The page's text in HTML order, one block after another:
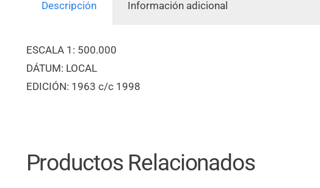
Descripción Información adicional
ESCALA 1: 500.000
DÁTUM: LOCAL
EDICIÓN: 1963 c/c 1998
Productos Relacionados